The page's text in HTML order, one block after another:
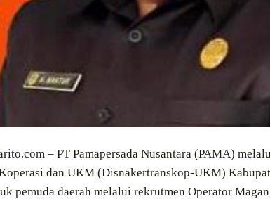
– PT Pamapersada Nusantara (PAMA)
dan UKM (Disnakertranskop-UKM)
pemuda daerah melalui rekrutmen Operator